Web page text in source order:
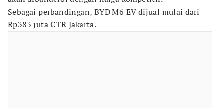
Sebagai perbandingan, BYD M6 EV dijual mulai dari
Rp383 juta OTR Jakarta.